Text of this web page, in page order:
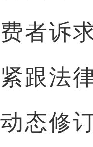
费者诉
紧跟法
动态修